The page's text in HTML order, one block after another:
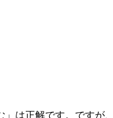
」は正解です。です